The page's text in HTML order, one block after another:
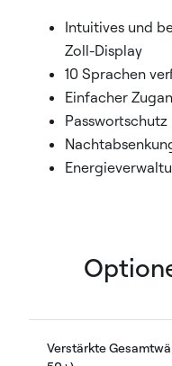
Intuitives und
Zoll-Display
10 Sprachen
Einfacher
Passwortschutz
Verstärkte